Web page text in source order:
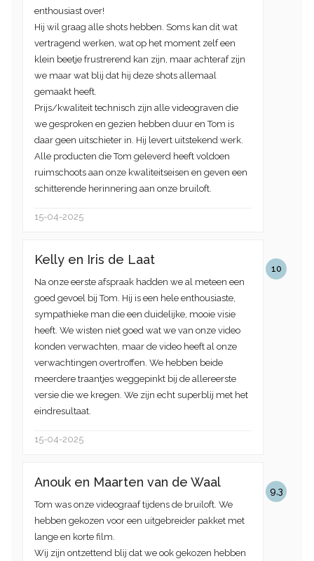
enthousiast over!
Hij wil graag alle shots hebben. Soms kan dit wat
vertragend werken, wat op het moment zelf een
klein beetje frustrerend kan zijn, maar achteraf zijn
we maar wat blij dat hij deze shots allemaal
gemaakt heeft.
Prijs/kwaliteit technisch zijn alle videograven die
we gesproken en gezien hebben duur en Tom is
daar geen uitschieter in. Hij levert uitstekend werk.
Alle producten die Tom geleverd heeft voldoen
ruimschoots aan onze kwaliteitseisen en geven een
schitterende herinnering aan onze bruiloft.
15-04-2025
10
Kelly en Iris de Laat
Na onze eerste afspraak hadden we al meteen een
goed gevoel bij Tom. Hij is een hele enthousiaste,
sympathieke man die een duidelijke, mooie visie
heeft. We wisten niet goed wat we van onze video
konden verwachten, maar de video heeft al onze
verwachtingen overtroffen. We hebben beide
meerdere traantjes weggepinkt bij de allereerste
versie die we kregen. We zijn echt superblij met het
eindresultaat.
15-04-2025
9,3
Anouk en Maarten van de Waal
Tom was onze videograaf tijdens de bruiloft. We
hebben gekozen voor een uitgebreider pakket met
lange en korte film.
Wij zijn ontzettend blij dat we ook gekozen hebben